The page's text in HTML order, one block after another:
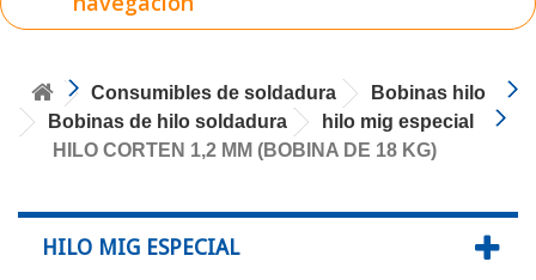
Consumibles de soldadura
Bobinas hilo
Bobinas de hilo soldadura
hilo mig especial
HILO CORTEN 1,2 MM (BOBINA DE 18 KG)
HILO MIG ESPECIAL